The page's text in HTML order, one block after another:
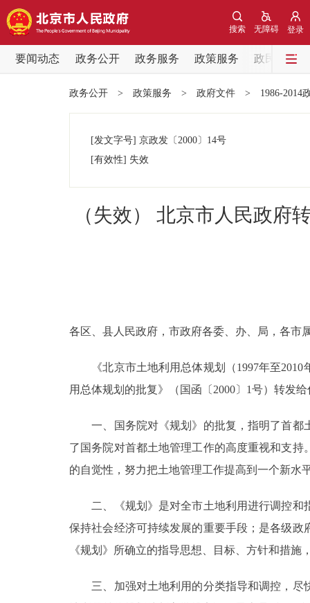
登录
无障碍
搜索
要闻动态 政务公开 政务服务 政策服务
政民互动
党中央精神
政务公开
政务服务
中介服务
政民互动
政务公开 > 政策服务 > 政府文件 > 1986-2014
[发文字号] 京政发 〔2000〕 14号
[有效性] 失效
（失效） 北京市人民政府
各区、县人民政府，市政府各委、办、局，各市
《北京市土地利用总体规划（1997年至2010
用总体规划的批复》（国函〔2000〕1号）转发
一、国务院对《规划》的批复，指明了首都
了国务院对首都土地管理工作的高度重视和支
的自觉性，努力把土地管理工作提高到一个新水
二、《规划》是对全市土地利用进行调控和
保持社会经济可持续发展的重要手段；是各级
《规划》所确立的指导思想、目标、方针和措
三、加强对土地利用的分类指导和调控，尽